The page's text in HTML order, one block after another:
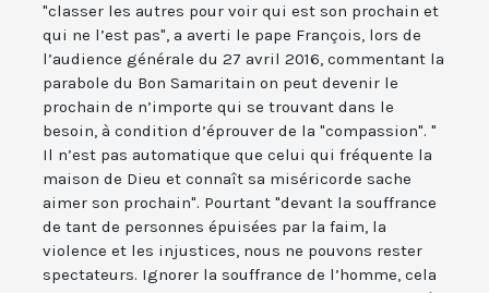
"classer les autres pour voir qui est son prochain et
qui ne l’est pas", a averti le pape François, lors de
l’audience générale du 27 avril 2016, commentant la
parabole du Bon Samaritain on peut devenir le
prochain de n’importe qui se trouvant dans le
besoin, à condition d’éprouver de la "compassion". "
Il n’est pas automatique que celui qui fréquente la
maison de Dieu et connaît sa miséricorde sache
aimer son prochain". Pourtant "devant la souffrance
de tant de personnes épuisées par la faim, la
violence et les injustices, nous ne pouvons rester
spectateurs. Ignorer la souffrance de l’homme, cela